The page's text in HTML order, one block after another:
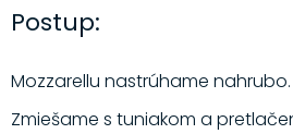
Postup:
Mozzarellu nastrúhame nahrubo.
Zmiešame s tuniakom a